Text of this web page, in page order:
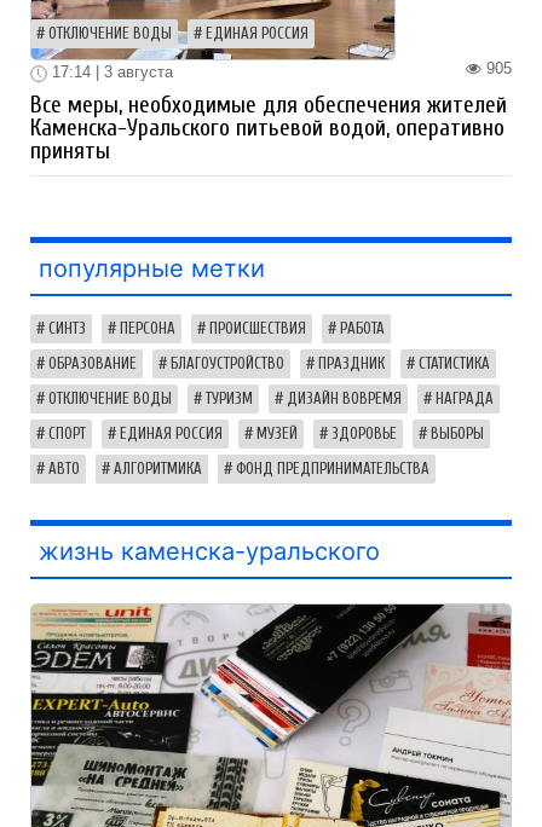
ОТКЛЮЧЕНИЕ ВОДЫ ЕДИНАЯ РОССИЯ
905
17:14 | 3 августа
Все меры, необходимые для обеспечения жителей
Каменска-Уральского питьевой водой, оперативно
приняты
популярные метки
СИНТЗ ПЕРСОНА ПРОИСШЕСТВИЯ РАБОТА
ОБРАЗОВАНИЕ БЛАГОУСТРОЙСТВО ПРАЗДНИК СТАТИСТИКА
ОТКЛЮЧЕНИЕ ВОДЫ ТУРИЗМ ДИЗАЙН ВОВРЕМЯ НАГРАДА
СПОРТ ЕДИНАЯ РОССИЯ МУЗЕЙ ЗДОРОВЬЕ ВЫБОРЫ
АВТО АЛГОРИТМИКА ФОНД ПРЕДПРИНИМАТЕЛЬСТВА
жизнь каменска-уральского